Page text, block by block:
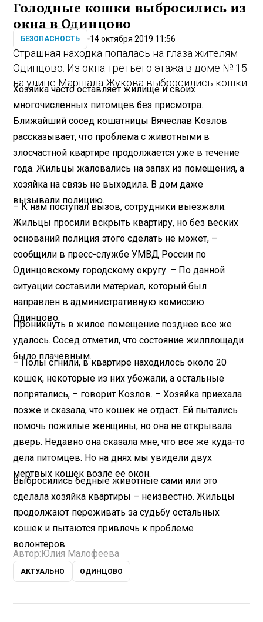
Голодные кошки выбросились из
окна в Одинцово
БЕЗОПАСНОСТЬ 14 октября 2019 11:56
Страшная находка попалась на глаза жителям
Одинцово. Из окна третьего этажа в доме № 15
на улице Маршала Жукова выбросились кошки.
Хозяйка часто оставляет жилище и своих
многочисленных питомцев без присмотра.
Ближайший сосед кошатницы Вячеслав Козлов
рассказывает, что проблема с животными в
злосчастной квартире продолжается уже в течение
года. Жильцы жаловались на запах из помещения, а
хозяйка на связь не выходила. В дом даже
вызывали полицию.
– К нам поступал вызов, сотрудники выезжали.
Жильцы просили вскрыть квартиру, но без веских
оснований полиция этого сделать не может, –
сообщили в пресс-службе УМВД России по
Одинцовскому городскому округу. – По данной
ситуации составили материал, который был
направлен в административную комиссию
Одинцово.
Проникнуть в жилое помещение позднее все же
удалось. Сосед отметил, что состояние жилплощади
было плачевным.
– Полы сгнили, в квартире находилось около 20
кошек, некоторые из них убежали, а остальные
попрятались, – говорит Козлов. – Хозяйка приехала
позже и сказала, что кошек не отдаст. Ей пытались
помочь пожилые женщины, но она не открывала
дверь. Недавно она сказала мне, что все же куда-то
дела питомцев. Но на днях мы увидели двух
мертвых кошек возле ее окон.
Выбросились бедные животные сами или это
сделала хозяйка квартиры – неизвестно. Жильцы
продолжают переживать за судьбу остальных
кошек и пытаются привлечь к проблеме
волонтеров.
Автор: Юлия Малофеева
АКТУАЛЬНО ОДИНЦОВО